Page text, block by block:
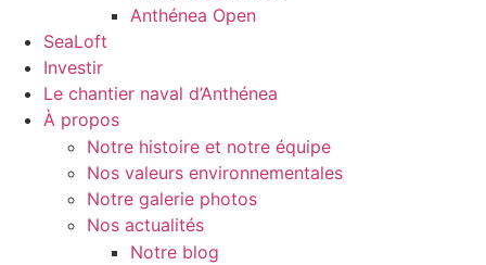
Anthénea Open
SeaLoft
Investir
Le chantier naval d’Anthénea
À propos
Notre histoire et notre équipe
Nos valeurs environnementales
Notre galerie photos
Nos actualités
Notre blog